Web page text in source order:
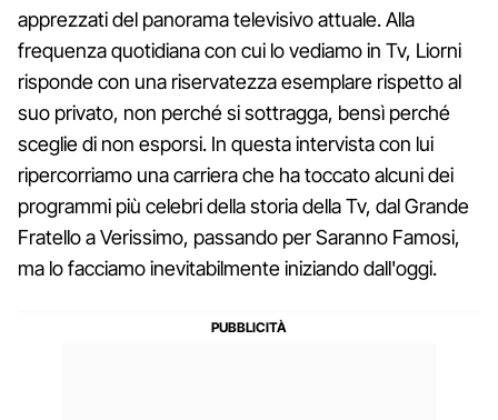
apprezzati del panorama televisivo attuale. Alla
frequenza quotidiana con cui lo vediamo in Tv, Liorni
risponde con una riservatezza esemplare rispetto al
suo privato, non perché si sottragga, bensì perché
sceglie di non esporsi. In questa intervista con lui
ripercorriamo una carriera che ha toccato alcuni dei
programmi più celebri della storia della Tv, dal Grande
Fratello a Verissimo, passando per Saranno Famosi,
ma lo facciamo inevitabilmente iniziando dall'oggi.